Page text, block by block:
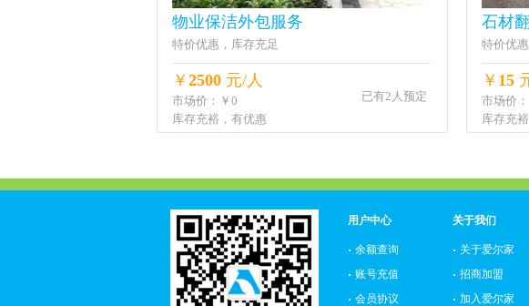
物业保洁外包服务
特价优惠，库存充足
￥ 2500 元/人
市场价：￥0
库存充裕，有优惠
已有2人预定
石材
特价优
￥ 15
市场价
库存充
用户中心
余额查询
账号充值
会员协议
关于我们
关于爱尔家
招商加盟
加入爱尔家